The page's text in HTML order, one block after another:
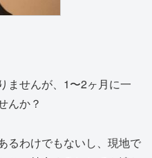
ませんが、1〜2ヶ月に一
んか？
るわけでもないし、現地で